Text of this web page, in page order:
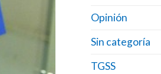
Opinión
Sin categoría
TGSS